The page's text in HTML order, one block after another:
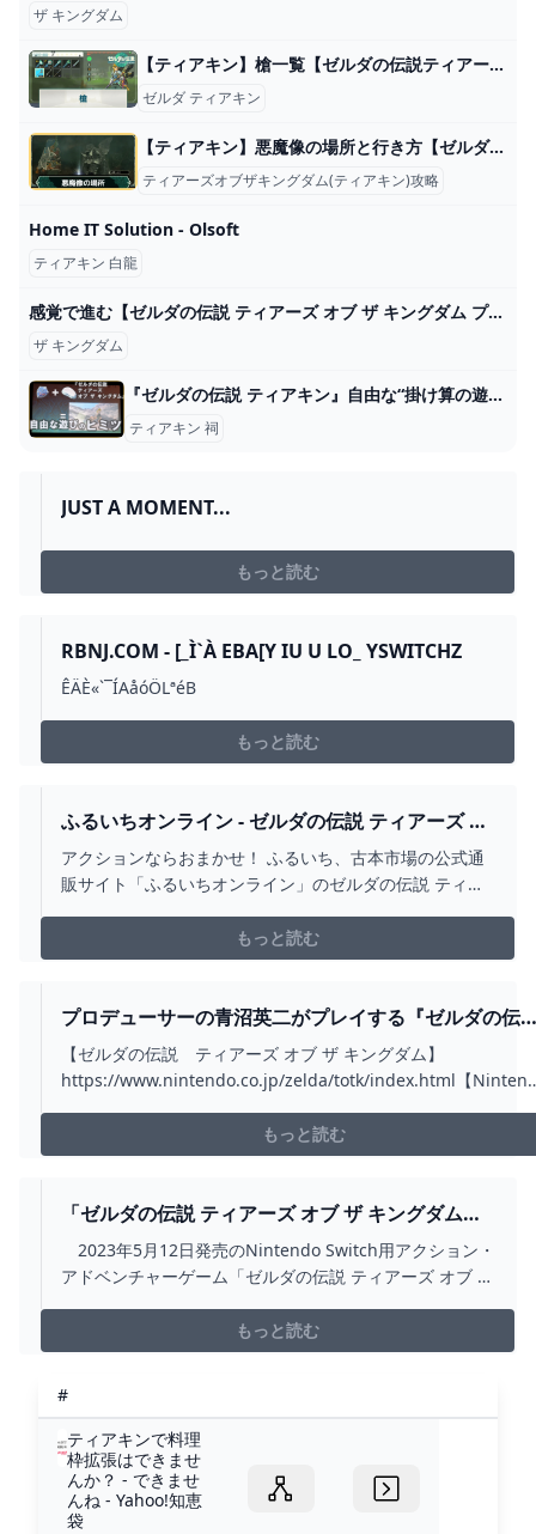
ザ キングダム
【ティアキン】槍一覧【ゼルダの伝説ティアーズオブザキングダム】 - 神ゲー攻略
ゼルダ ティアキン
【ティアキン】悪魔像の場所と行き方【ゼルダの伝説ティアーズオブザキングダム】
ティアーズオブザキングダム(ティアキン)攻略
Home IT Solution - Olsoft
ティアキン 白龍
感覚で進む【ゼルダの伝説 ティアーズ オブ ザ キングダム プレイ日記166】念願の服強化 - ユキシロ日記
ザ キングダム
『ゼルダの伝説 ティアキン』自由な“掛け算の遊び”を生むために。「全部物理で作る」を決断するまで【GDC 2024】 ゲーム・エンタメ最新情報のファミ通.com
ティアキン 祠
JUST A MOMENT...
もっと読む
RBNJ.COM - [_Ì`À EBA[Y IU U LO_ YSWITCHZ
ÊÄÈ«`¯ÍAåóÖLªéB
もっと読む
ふるいちオンライン - ゼルダの伝説 ティアーズ オ
ブ ザ キングダム
アクションならおまかせ！ ふるいち、古本市場の公式通
販サイト「ふるいちオンライン」のゼルダの伝説 ティア
もっと読む
プロデューサーの青沼英二がプレイする『ゼルダの伝
説 ティアーズ オブ ザ キングダム』 - YOUTUBE
【ゼルダの伝説 ティアーズ オブ ザ キングダム】
https://www.nintendo.co.jp/zelda/totk/index.html【
ングダムエディション】商品の詳細や予約受付についてはこち
をご覧ください。ht...
もっと読む
「ゼルダの伝説 ティアーズ オブ ザ キングダム」1
周年。多くの人が夢中になったハイラルでの新し
い冒険を振り返る - GAME WATCH
2023年5月12日発売のNintendo Switch用アクション・
アドベンチャーゲーム「ゼルダの伝説 ティアーズ オブ ザ
もっと読む
#
ティアキンで料理
枠拡張はできませ
んか？ - できませ
んね - Yahoo!知恵
袋